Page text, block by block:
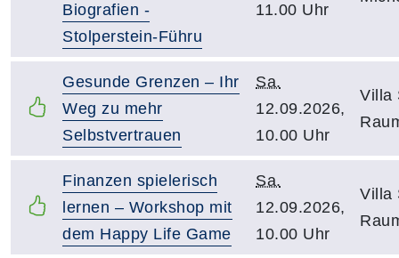
Biografien -
Stolperstein-Führu
11.00 Uhr
Gesunde Grenzen – Ihr
Weg zu mehr
Selbstvertrauen
Sa.
12.09.2026,
10.00 Uhr
Villa
Finanzen spielerisch
lernen – Workshop mit
dem Happy Life Game
Sa.
12.09.2026,
10.00 Uhr
Villa